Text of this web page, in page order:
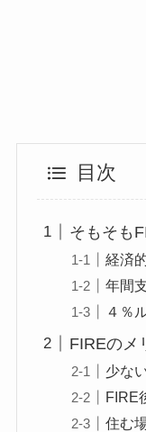
目次
そもそも
経済
年間
４％
FIREのメ
少な
FIRE
住む